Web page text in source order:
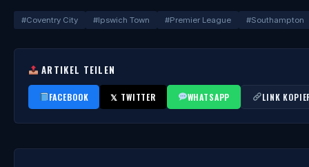
#Coventry City #Ipswich Town #Premier League #Southampton
ARTIKEL TEILEN
FACEBOOK 𝕏 TWITTER WHATSAPP LINK